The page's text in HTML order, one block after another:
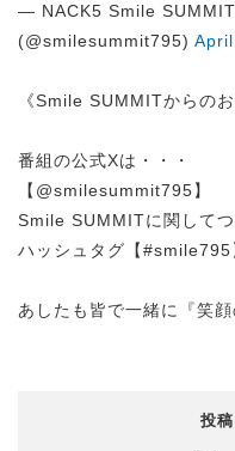
— NACK5 Smile
(@smilesummit795)
《Smile SUMMITからのお
番組の公式Xは・・・
【@smilesummit795】
Smile SUMMITに関して
ハッシュタグ【#smile795
あしたも皆で一緒に『笑
投